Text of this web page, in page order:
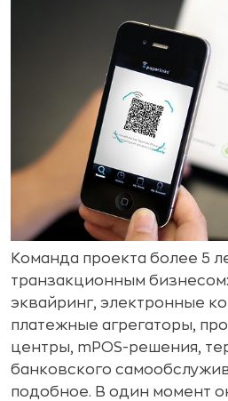
Команда проекта более 5
транзакционным
эквайринг, электронные
платежные агрегаторы,
центры, mPOS-решения,
банковского
подобное. В один момент